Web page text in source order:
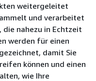
weitergeleitet
und verarbeitet
die nahezu in Echtzeit
werden für einen
damit Sie
können und einen
wie Ihre